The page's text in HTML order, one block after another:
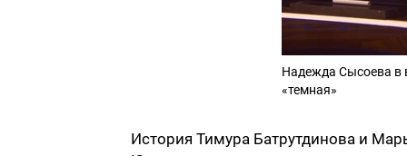
Надежда Сысоева в
«темная»
История Тимура Батрутдинова и